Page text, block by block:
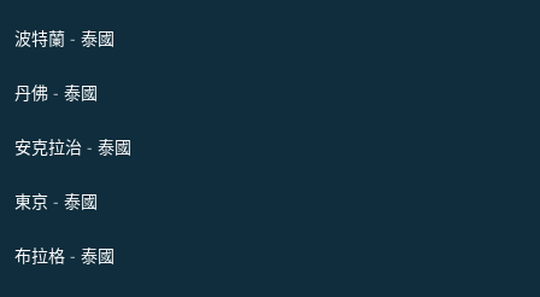
波特蘭 - 泰國
丹佛 - 泰國
安克拉治 - 泰國
東京 - 泰國
布拉格 - 泰國